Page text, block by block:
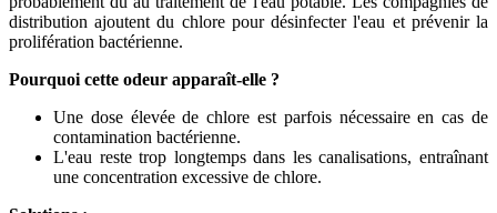
distribution ajoutent du chlore pour désinfecter l'eau et prévenir la
prolifération bactérienne.
Pourquoi cette odeur apparaît-elle ?
Une dose élevée de chlore est parfois nécessaire en cas de
contamination bactérienne.
L'eau reste trop longtemps dans les canalisations, entraînant
une concentration excessive de chlore.